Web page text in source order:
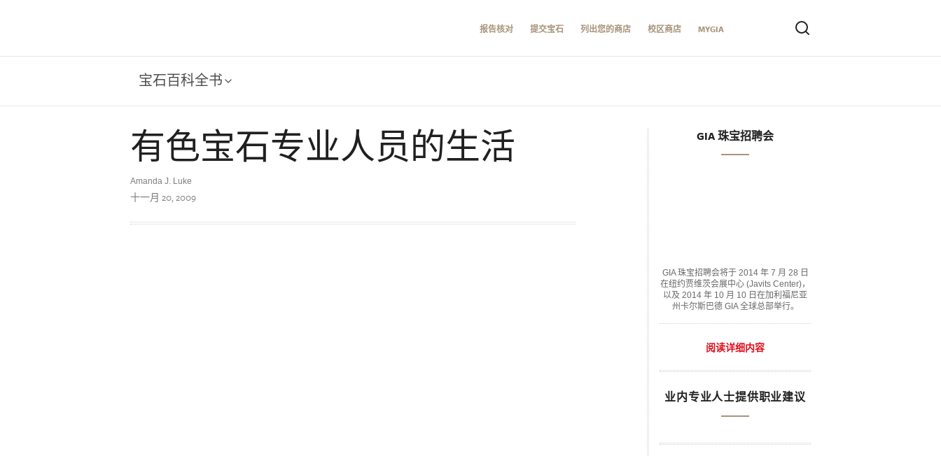
报告核对 提交宝石 列出您的商店 校区商店 MYGIA
宝石百科全书
有色宝石专业人员的生活
Amanda J. Luke
十一月 20, 2009
GIA 珠宝招聘会
GIA 珠宝招聘会将于 2014 年 7 月 28 日
在纽约贾维茨会展中心 (Javits Center)，
以及 2014 年 10 月 10 日在加利福尼亚
州卡尔斯巴德 GIA 全球总部举行。
阅读详细内容
业内专业人士提供职业建议